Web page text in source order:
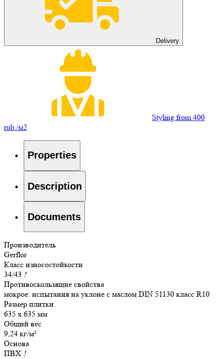
Delivery
Styling from 400
rub./м2
Properties
Description
Documents
Производитель
Gerflor
Класс износостойкости
34/43 !
Противоскользящие свойства
мокрое: испытания на уклоне с маслом DIN 51130 класс R10
Размер плитки
635 x 635 мм
Общий вес
9,24 кг/м²
Основа
ПВХ !